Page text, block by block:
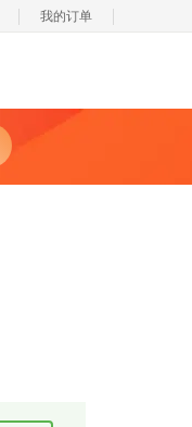
我的订单